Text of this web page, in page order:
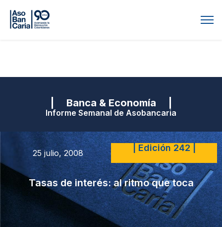
| Banca & Economía |
Informe Semanal de Asobancaria
25 julio, 2008 | Edición 242 |
Tasas de interés: al ritmo que toca